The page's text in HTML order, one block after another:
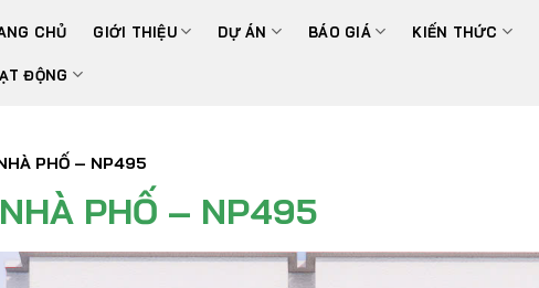
CHỦ GIỚI THIỆU DỰ ÁN BÁO GIÁ KIẾN THỨC
ĐỘNG
PHỐ – NP495
PHỐ – NP495